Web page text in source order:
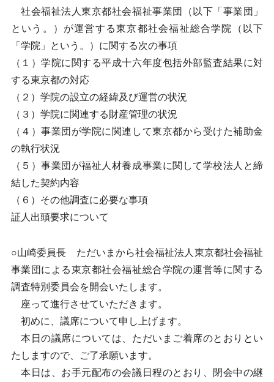
社会福祉法人東京都社会福祉事業団（以下「事業団」
という。）が運営する東京都社会福祉総合学院（以下
「学院」という。）に関する次の事項
（１）学院に関する平成十六年度包括外部監査結果に対
する東京都の対応
（２）学院の設立の経緯及び運営の状況
（３）学院に関連する財産管理の状況
（４）事業団が学院に関連して東京都から受けた補助金
の執行状況
（５）事業団が福祉人材養成事業に関して学校法人と締
結した契約内容
（６）その他調査に必要な事項
証人出頭要求について
○山崎委員長 ただいまから社会福祉法人東京都社会福祉
事業団による東京都社会福祉総合学院の運営等に関する
調査特別委員会を開会いたします。
座って進行させていただきます。
初めに、議席について申し上げます。
本日の議席については、ただいまご着席のとおりとい
たしますので、ご了承願います。
本日は、お手元配布の会議日程のとおり、閉会中の継